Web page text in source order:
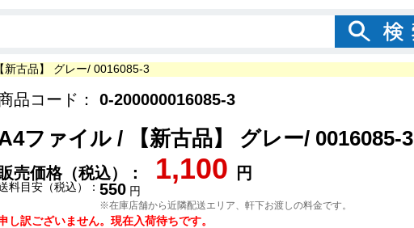
新古品】 グレー/ 0016085-3
品コード： 0-200000016085-3
ファイル / 【新古品】 グレー/ 0016085-3
売価格（税込）： 1,100 円
料目安（税込）： 550 円
※在庫店舗から近隣配送エリア、軒下お渡しの料金です。
し訳ございません。現在入荷待ちです。